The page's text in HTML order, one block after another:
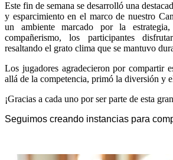
Este fin de semana se desarrolló una
y esparcimiento en el marco de nuestro
un ambiente marcado por la
compañerismo, los participantes
resaltando el grato clima que se mantuvo
Los jugadores agradecieron por compartir
allá de la competencia, primó la diversión y
¡Gracias a cada uno por ser parte de esta
Seguimos creando instancias para